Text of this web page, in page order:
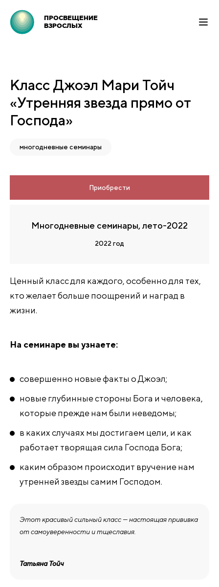
ПРОСВЕЩЕНИЕ
ВЗРОСЛЫХ
Класс Джоэл Мари Тойч
«Утренняя звезда прямо от
Господа»
многодневные семинары
Приобрести
Многодневные семинары, лето-2022
2022 год
Ценный класс для каждого, особенно для тех,
кто желает больше поощрений и наград в
жизни.
На семинаре вы узнаете:
совершенно новые факты о Джоэл;
новые глубинные стороны Бога и человека,
которые прежде нам были неведомы;
в каких случаях мы достигаем цели, и как
работает творящая сила Господа Бога;
каким образом происходит вручение нам
утренней звезды самим Господом.
Этот красивый сильный класс — настоящая прививка
от самоуверенности и тщеславия.
Татьяна Тойч